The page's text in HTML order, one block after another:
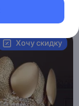
Хочу скидку